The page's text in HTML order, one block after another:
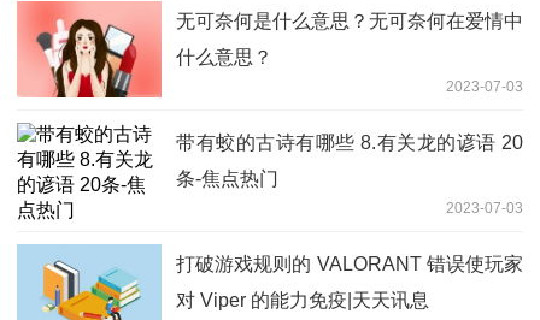
无可奈何是什么意思？无可奈何在爱情中
什么意思？
2023-07-03
带有蛟的古诗有哪些 8.有关龙的谚语 20
条-焦点热门
2023-07-03
打破游戏规则的 VALORANT 错误使玩家
对 Viper 的能力免疫|天天讯息